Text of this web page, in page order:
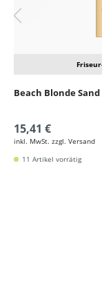
Beach Blonde
15,41 €
inkl. MwSt. zzgl. Versand
11 Artikel vorrätig